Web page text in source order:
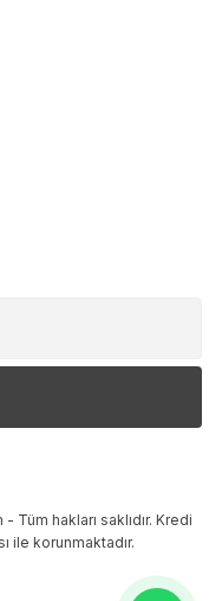
hakları saklıdır. Kredi
ile korunmaktadır.